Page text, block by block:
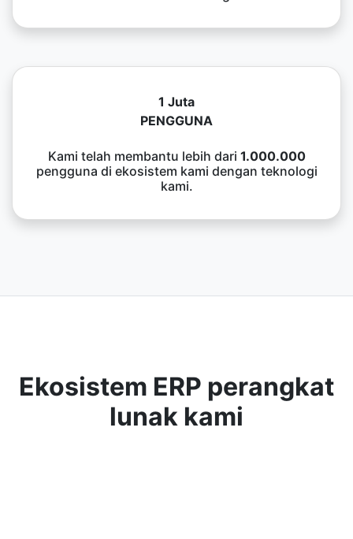
1 Juta
PENGGUNA
Kami telah membantu lebih dari 1.000.000
pengguna di ekosistem kami dengan teknologi
kami.
Ekosistem ERP perangkat
lunak kami